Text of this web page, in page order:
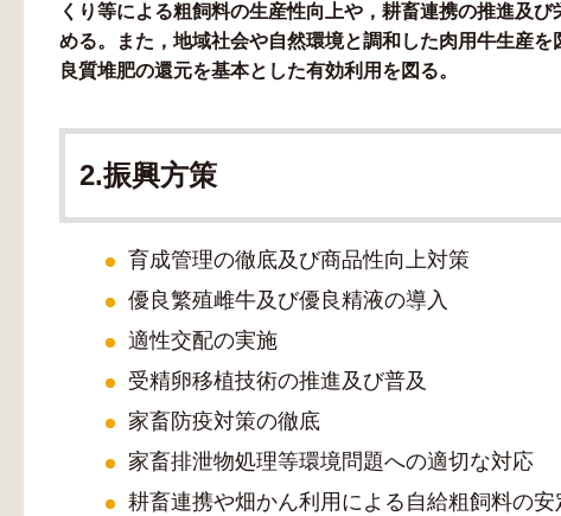
くり等による粗飼料の生産性向上や，耕畜連携の推進及
める。また，地域社会や自然環境と調和した肉用牛生産
良質堆肥の還元を基本とした有効利用を図る。
2.振興方策
育成管理の徹底及び商品性向上対策
優良繁殖雌牛及び優良精液の導入
適性交配の実施
受精卵移植技術の推進及び普及
家畜防疫対策の徹底
家畜排泄物処理等環境問題への適切な対応
耕畜連携や畑かん利用による自給粗飼料の